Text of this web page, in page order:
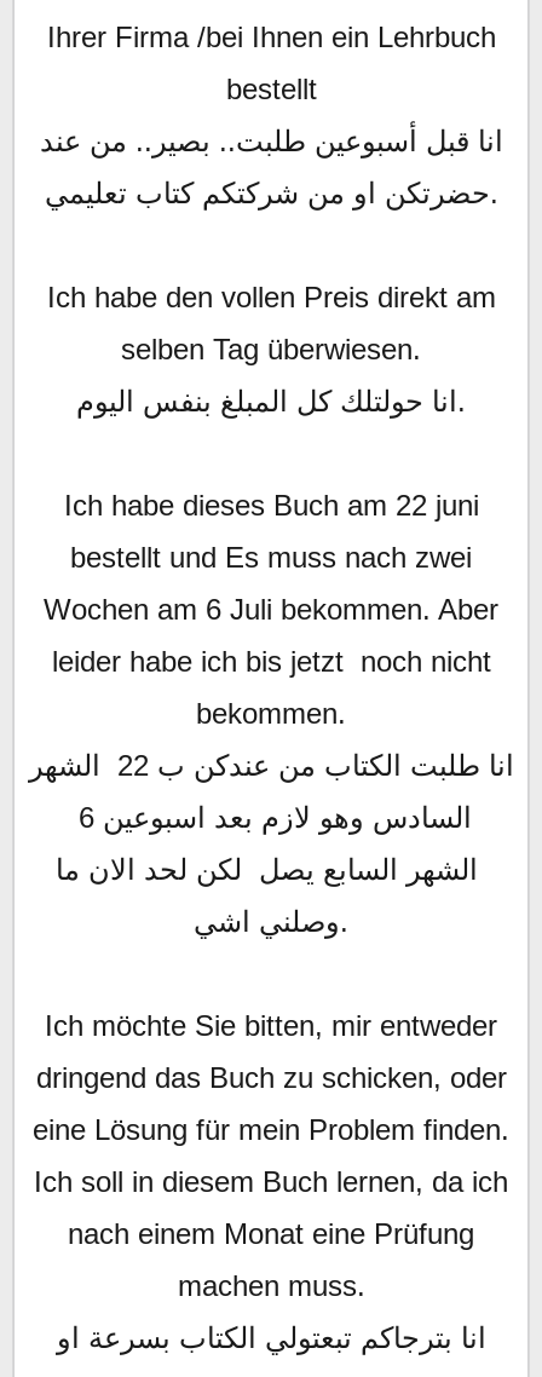
Ihrer Firma /bei Ihnen ein Lehrbuch
bestellt
انا قبل أسبوعين طلبت.. بصير.. من عند
حضرتكن او من شركتكم كتاب تعليمي.
Ich habe den vollen Preis direkt am
selben Tag überwiesen.
انا حولتلك كل المبلغ بنفس اليوم.
Ich habe dieses Buch am 22 juni
bestellt und Es muss nach zwei
Wochen am 6 Juli bekommen. Aber
leider habe ich bis jetzt noch nicht
bekommen.
انا طلبت الكتاب من عندكن ب 22 الشهر
الشهر السابع يصل لكن لحد الان ما
وصلني اشي.
Ich möchte Sie bitten, mir entweder
dringend das Buch zu schicken, oder
eine Lösung für mein Problem finden.
Ich soll in diesem Buch lernen, da ich
nach einem Monat eine Prüfung
machen muss.
انا بترجاكم تبعتولي الكتاب بسرعة او